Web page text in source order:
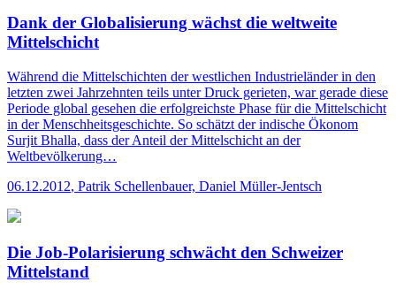
Dank der Globalisierung wächst die weltweite
Mittelschicht
Während die Mittelschichten der westlichen Industrieländer in den
letzten zwei Jahrzehnten teils unter Druck gerieten, war gerade diese
Periode global gesehen die erfolgreichste Phase für die Mittelschicht
in der Menschheitsgeschichte. So schätzt der indische Ökonom
Surjit Bhalla, dass der Anteil der Mittelschicht an der
Weltbevölkerung…
06.12.2012, Patrik Schellenbauer, Daniel Müller-Jentsch
Die Job-Polarisierung schwächt den Schweizer
Mittelstand